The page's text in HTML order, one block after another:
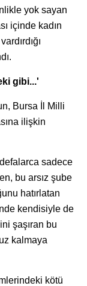
yok sayan
içinde kadın
gibi...'
Bursa İl Milli
ilişkin
sadece
bu arsız şube
hatırlatan
kendisiyle de
şaşıran bu
kalmaya
kötü